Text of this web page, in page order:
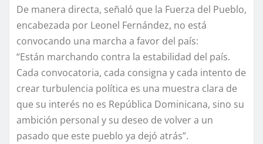
De manera directa, señaló que la Fuerza del Pueblo,
encabezada por Leonel Fernández, no está
convocando una marcha a favor del país:
“Están marchando contra la estabilidad del país.
Cada convocatoria, cada consigna y cada intento de
crear turbulencia política es una muestra clara de
que su interés no es República Dominicana, sino su
ambición personal y su deseo de volver a un
pasado que este pueblo ya dejó atrás”.